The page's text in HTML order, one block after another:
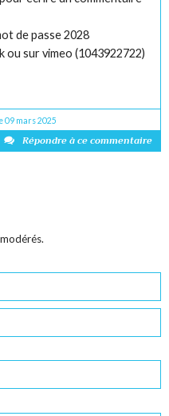
de passe 2028
ou sur vimeo (1043922722)
09 mars 2025
Répondre à ce commentaire